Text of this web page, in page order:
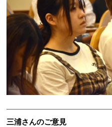
三浦さんのご意見